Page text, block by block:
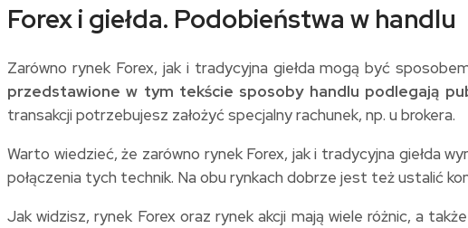
Forex i giełda. Podobieństwa w handlu
Zarówno rynek Forex, jak i tradycyjna giełda mogą być
przedstawione w tym tekście sposoby handlu podlegają
transakcji potrzebujesz założyć specjalny rachunek, np. u brokera.
Warto wiedzieć, że zarówno rynek Forex, jak i tradycyjna giełda
połączenia tych technik. Na obu rynkach dobrze jest też ustalić
Jak widzisz, rynek Forex oraz rynek akcji mają wiele różnic, a